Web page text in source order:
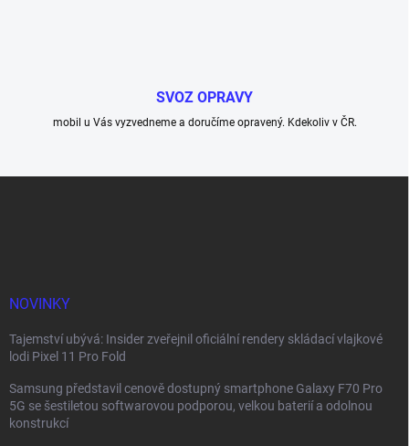
SVOZ OPRAVY
mobil u Vás vyzvedneme a doručíme opravený. Kdekoliv v ČR.
NOVINKY
Tajemství ubývá: Insider zveřejnil oficiální rendery skládací vlajkové
lodi Pixel 11 Pro Fold
Samsung představil cenově dostupný smartphone Galaxy F70 Pro
5G se šestiletou softwarovou podporou, velkou baterií a odolnou
konstrukcí